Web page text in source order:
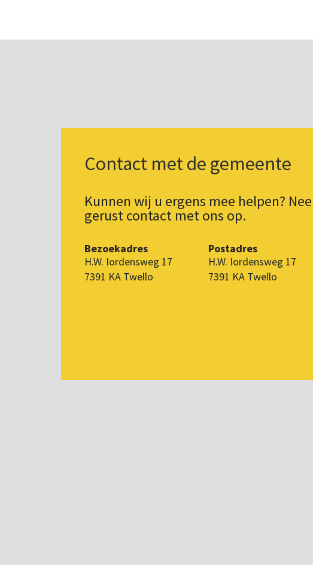
Contact met de gemeente
Kunnen wij u ergens mee helpen?
gerust contact met ons op.
Bezoekadres
H.W. Iordensweg 17
7391 KA Twello
Postadres
H.W. Iordensweg 17
7391 KA Twello